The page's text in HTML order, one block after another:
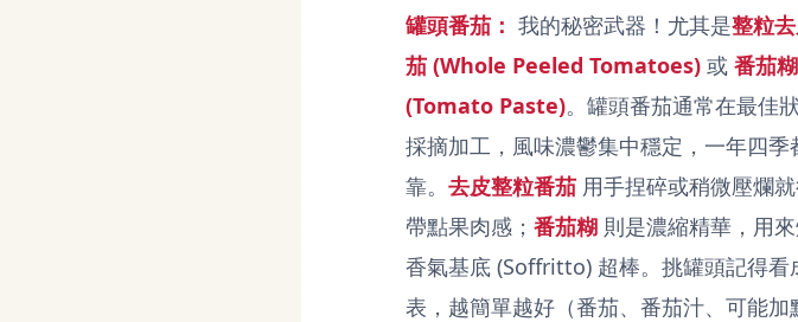
罐頭番茄： 我的秘密武器！尤其是整粒
茄 (Whole Peeled Tomatoes) 或 番茄糊
(Tomato Paste)。罐頭番茄通常在最佳
採摘加工，風味濃鬱集中穩定，一年四季
靠。 去皮整粒番茄 用手捏碎或稍微壓爛就
帶點果肉感； 番茄糊 則是濃縮精華，用
香氣基底 (Soffritto) 超棒。挑罐頭記得看
表，越簡單越好（番茄、番茄汁、可能加